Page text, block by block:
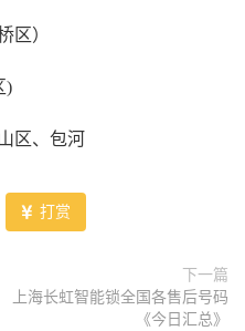
区）
)
区、包河
打赏
下一篇
上海长虹智能锁全国各售后号码
《今日汇总》